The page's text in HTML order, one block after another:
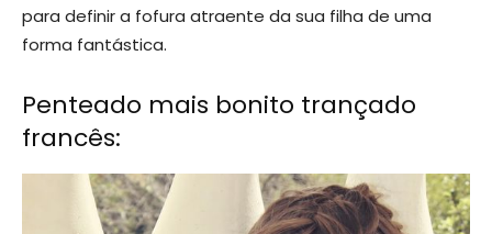
para definir a fofura atraente da sua filha de uma
forma fantástica.
Penteado mais bonito trançado
francês: